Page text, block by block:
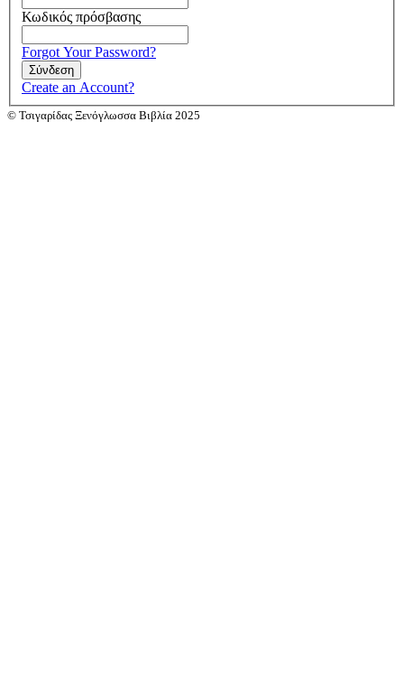
Κωδικός πρόσβασης
Forgot Your Password?
Σύνδεση
Create an Account?
© Τσιγαρίδας Ξενόγλωσσα Βιβλία 2025